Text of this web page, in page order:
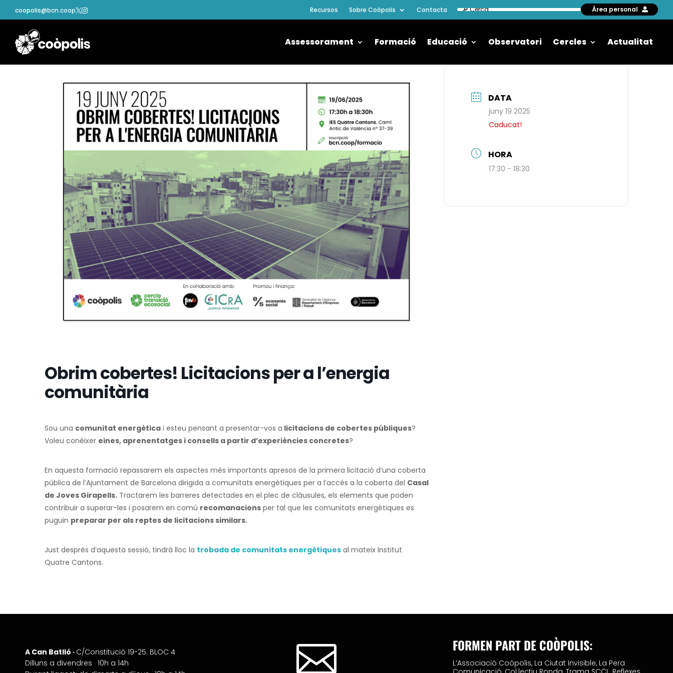
coopolis@bcn.coop Recursos Sobre Coòpolis Contacta Àrea personal
Assessorament Formació Educació Observatori Cercles Actualitat
Obrim cobertes! Licitacions per a l’energia
comunitària
Sou una comunitat energètica i esteu pensant a presentar-vos a licitacions de cobertes públiques?
Voleu conèixer eines, aprenentatges i consells a partir d’experiències concretes?
En aquesta formació repassarem els aspectes més importants apresos de la primera licitació d’una coberta
pública de l’Ajuntament de Barcelona dirigida a comunitats energètiques per a l’accés a la coberta del Casal
de Joves Girapells. Tractarem les barreres detectades en el plec de clàusules, els elements que poden
contribuir a superar-les i posarem en comú recomanacions per tal que les comunitats energètiques es
puguin preparar per als reptes de licitacions similars.
Just després d’aquesta sessió, tindrà lloc la trobada de comunitats energètiques al mateix Institut
Quatre Cantons.
DATA
juny 19 2025
Caducat!
HORA
17:30 - 18:30
+
−
A Can Batlló · C/Constitució 19-25. BLOC 4
Dilluns a divendres · 10h a 14h
 FORMEN PART DE COÒPOLIS:
L’Associació Coòpolis, La Ciutat Invisible, La Pera